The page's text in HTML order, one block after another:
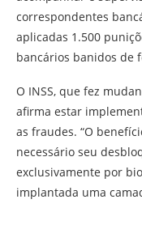
correspondentes
aplicadas 1.500
bancários banidos de
O INSS, que fez
afirma estar
as fraudes. “O
necessário seu
exclusivamente por
implantada uma